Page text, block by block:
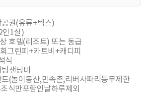
권(유류+텍스)
인1실)
호텔(리조트) 또는 동급
그린피+카트비+캐디피
식
샌딩비
(놀이동산,민속촌,리버사파리등무제한
식만포함인날하루제외